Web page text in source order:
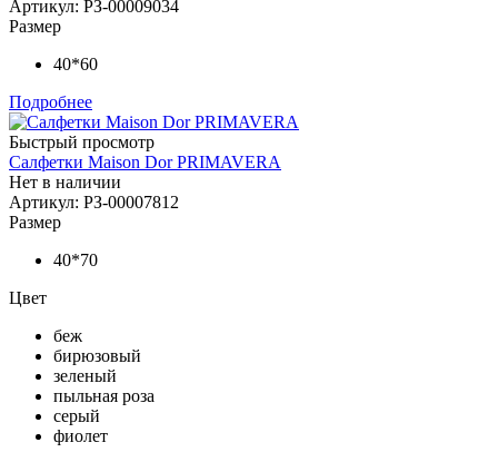
Артикул: РЗ-00009034
Размер
40*60
Подробнее
Быстрый просмотр
Салфетки Maison Dor PRIMAVERA
Нет в наличии
Артикул: РЗ-00007812
Размер
40*70
Цвет
беж
бирюзовый
зеленый
пыльная роза
серый
фиолет